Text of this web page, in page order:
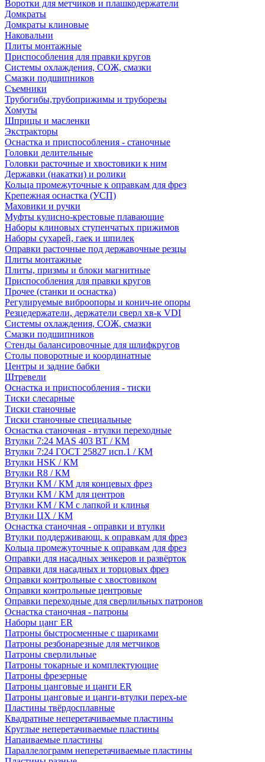
Воротки для метчиков и плашкодержатели
Домкраты
Домкраты клиновые
Наковальни
Плиты монтажные
Приспособления для правки кругов
Системы охлаждения, СОЖ, смазки
Смазки подшипников
Съемники
Трубогибы,трубоприжимы и труборезы
Хомуты
Шприцы и масленки
Экстракторы
Оснастка и приспособления - станочные
Головки делительные
Головки расточные и хвостовики к ним
Державки (накатки) и ролики
Кольца промежуточные к оправкам для фрез
Крепежная оснастка (УСП)
Маховики и ручки
Муфты кулисно-крестовые плавающие
Наборы клиновых ступенчатых прижимов
Наборы сухарей, гаек и шпилек
Оправки расточные под державочные резцы
Плиты монтажные
Плиты, призмы и блоки магнитные
Приспособления для правки кругов
Прочее (станки и оснастка)
Регулируемые виброопоры и конич-ие опоры
Резцедержатели, держатели сверл хв-к VDI
Системы охлаждения, СОЖ, смазки
Смазки подшипников
Стенды балансировочные для шлифкругов
Столы поворотные и координатные
Центры и задние бабки
Штревели
Оснастка и приспособления - тиски
Тиски слесарные
Тиски станочные
Тиски станочные специальные
Оснастка станочная - втулки переходные
Втулки 7:24 MAS 403 BT / КМ
Втулки 7:24 ГОСТ 25827 исп.1 / КМ
Втулки HSK / КМ
Втулки R8 / КМ
Втулки КМ / КМ для концевых фрез
Втулки КМ / КМ для центров
Втулки КМ / КМ с лапкой и клинья
Втулки ЦХ / КМ
Оснастка станочная - оправки и втулки
Втулки поддерживающ. к оправкам для фрез
Кольца промежуточные к оправкам для фрез
Оправки для насадных зенкеров и развёрток
Оправки для насадных и торцовых фрез
Оправки контрольные с хвостовиком
Оправки контрольные центровые
Оправки переходные для сверлильных патронов
Оснастка станочная - патроны
Наборы цанг ER
Патроны быстросменные с шариками
Патроны резбонарезные для метчиков
Патроны сверлильные
Патроны токарные и комплектующие
Патроны фрезерные
Патроны цанговые и цанги ER
Патроны цанговые и цанги-втулки перех-ые
Пластины твёрдосплавные
Квадратные неперетачиваемые пластины
Круглые неперетачиваемые пластины
Напаиваемые пластины
Параллелограмм неперетачиваемые пластины